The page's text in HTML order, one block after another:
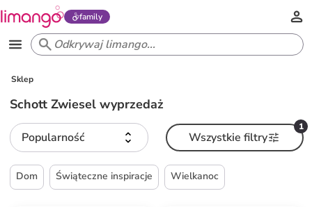
family
Sklep
Schott Zwiesel wyprzedaż
Popularność
1
Wszystkie filtry
Dom Świąteczne inspiracje Wielkanoc